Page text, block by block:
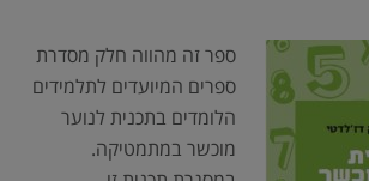
ספר זה מהווה חלק מסדרת
ספרים המיועדים לתלמידים
הלומדים בתכנית לנוער
מוכשר במתמטיקה.